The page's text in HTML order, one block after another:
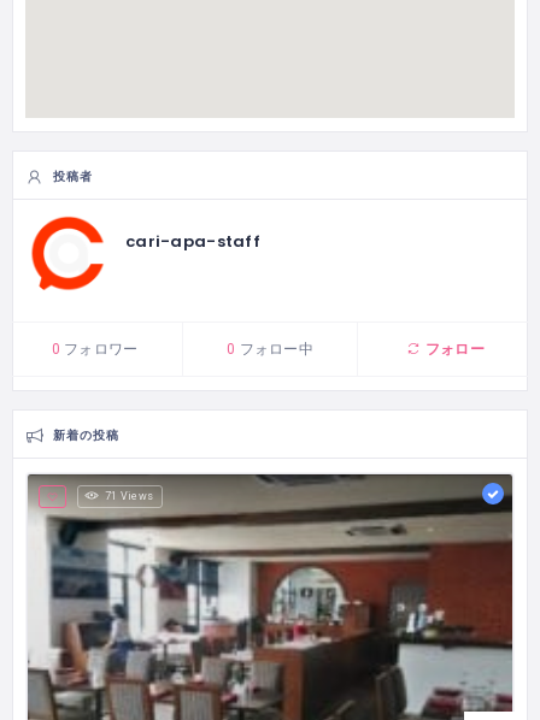
投稿者
cari-apa-staff
0 フォロワー 0 フォロー中 フォロー
新着の投稿
71 Views